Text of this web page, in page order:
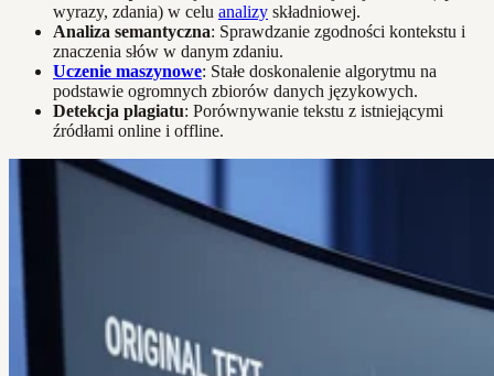
wyrazy, zdania) w celu analizy składniowej.
Analiza semantyczna: Sprawdzanie zgodności kontekstu i
znaczenia słów w danym zdaniu.
Uczenie maszynowe: Stałe doskonalenie algorytmu na
podstawie ogromnych zbiorów danych językowych.
Detekcja plagiatu: Porównywanie tekstu z istniejącymi
źródłami online i offline.